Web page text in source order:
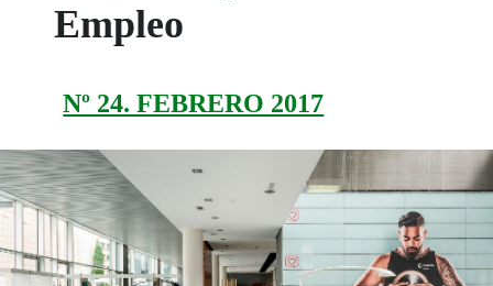
Empleo
Nº 24. FEBRERO 2017